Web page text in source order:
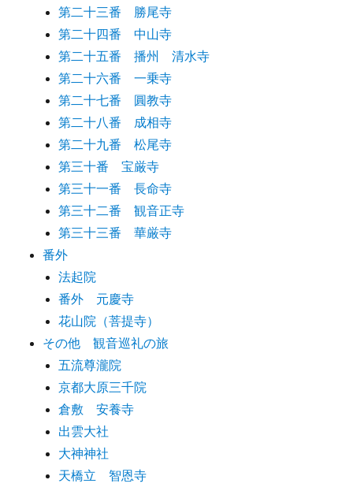
第二十三番 勝尾寺
第二十四番 中山寺
第二十五番 播州 清水寺
第二十六番 一乗寺
第二十七番 圓教寺
第二十八番 成相寺
第二十九番 松尾寺
第三十番 宝厳寺
第三十一番 長命寺
第三十二番 観音正寺
第三十三番 華厳寺
番外
法起院
番外 元慶寺
花山院（菩提寺）
その他 観音巡礼の旅
五流尊瀧院
京都大原三千院
倉敷 安養寺
出雲大社
大神神社
天橋立 智恩寺